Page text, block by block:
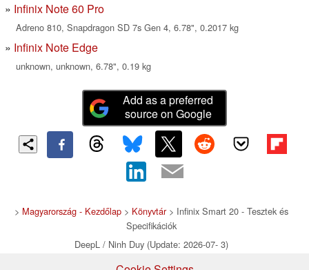
Infinix Note 60 Pro
Adreno 810, Snapdragon SD 7s Gen 4, 6.78", 0.2017 kg
Infinix Note Edge
unknown, unknown, 6.78", 0.19 kg
Add as a preferred
source on Google
> Magyarország - Kezdőlap> Könyvtár> Infinix Smart 20 - Tesztek és
Specifikációk
DeepL / Ninh Duy (Update: 2026-07- 3)